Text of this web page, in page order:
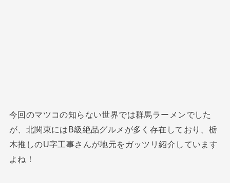
今回のマツコの知らない世界では群馬ラーメンでした
が、北関東にはB級絶品グルメが多く存在しており、栃
木推しのU字工事さんが地元をガッツリ紹介しています
よね！